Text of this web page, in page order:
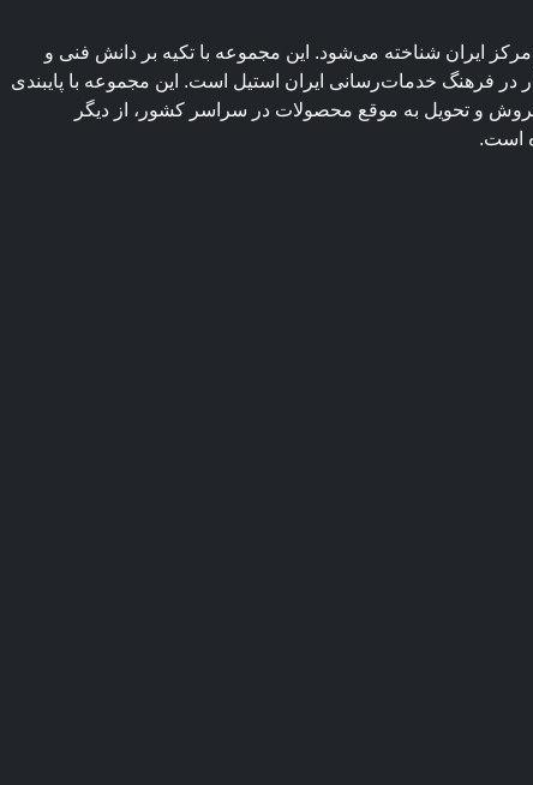
ایران شناخته می‌شود. این مجموعه با تکیه بر دانش فنی و
در فرهنگ خدمات‌رسانی ایران استیل است. این مجموعه با پایبندی
و تحویل به موقع محصولات در سراسر کشور، از دیگر
است.